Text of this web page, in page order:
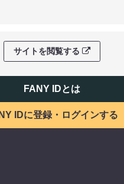
サイトを閲覧する
FANY IDとは
IDに登録・ログインする